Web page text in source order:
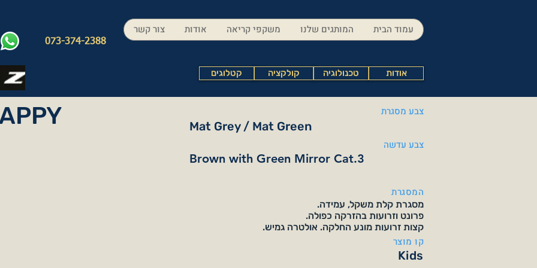
073-374-2388
עמוד הבית המותגים שלנו משקפי קריאה אודות צור קשר
קטלוגים קולקציה טכנולוגיה אודות
צבע מסגרת
Mat Grey / Mat Green
צבע עדשה
Brown with Green Mirror Cat.3
המסגרת
מסגרת קלת משקל, עמידה.
פרונט וזרועות בהזרקה כפולה.
קצות זרועות מונע החלקה. אולטרה גמיש.
קו מוצר
Kids